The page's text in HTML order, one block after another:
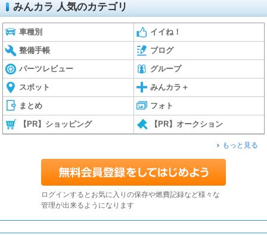
みんカラ 人気のカテゴリ
車種別 イイね！
整備手帳 ブログ
パーツレビュー グループ
スポット みんカラ＋
まとめ フォト
【PR】ショッピング 【PR】オークション
もっと見る
ログインするとお気に入りの保存や燃費記録など様々な
管理が出来るようになります